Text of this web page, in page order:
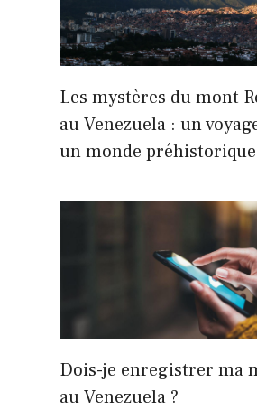
Les mystères du mont
au Venezuela : un
un monde préhistorique
Dois-je enregistrer ma
au Venezuela ?